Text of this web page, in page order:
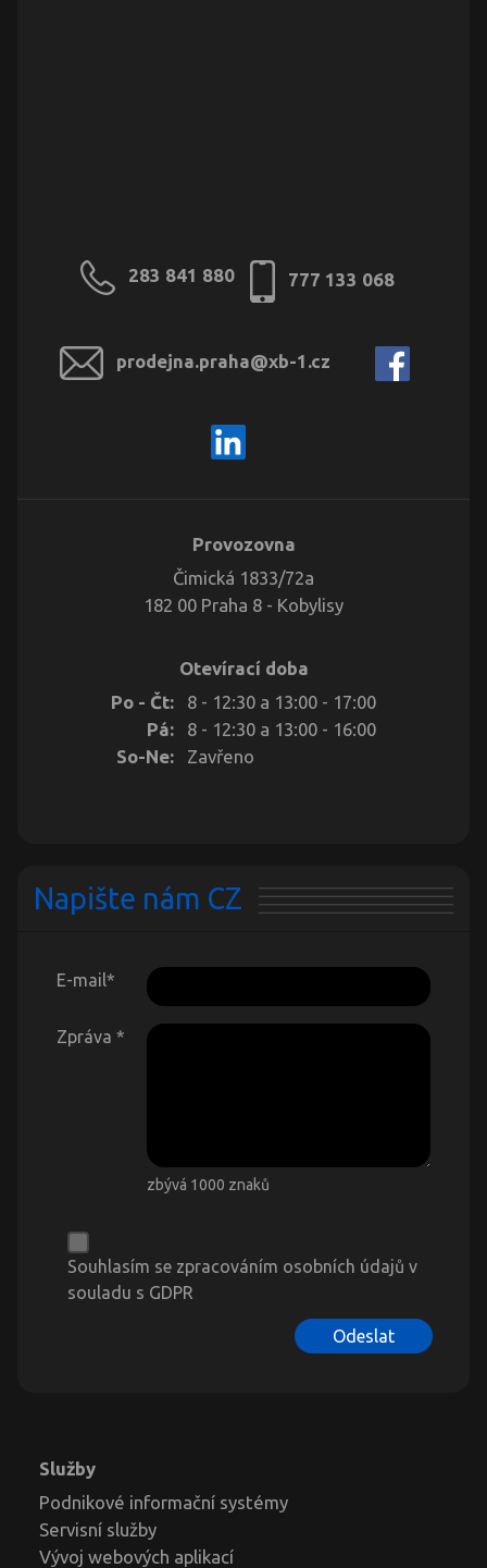
283 841 880 777 133 068
prodejna.praha@xb-1.cz
Provozovna
Čimická 1833/72a
182 00 Praha 8 - Kobylisy
Otevírací doba
Po - Čt:
8 - 12:30 a 13:00 - 17:00
Pá:
8 - 12:30 a 13:00 - 16:00
So-Ne:
Zavřeno
Napište nám CZ
E-mail*
Zpráva *
zbývá 1000 znaků
Souhlasím se zpracováním osobních údajů v
souladu s GDPR
Odeslat
Služby
Podnikové informační systémy
Servisní služby
Vývoj webových aplikací